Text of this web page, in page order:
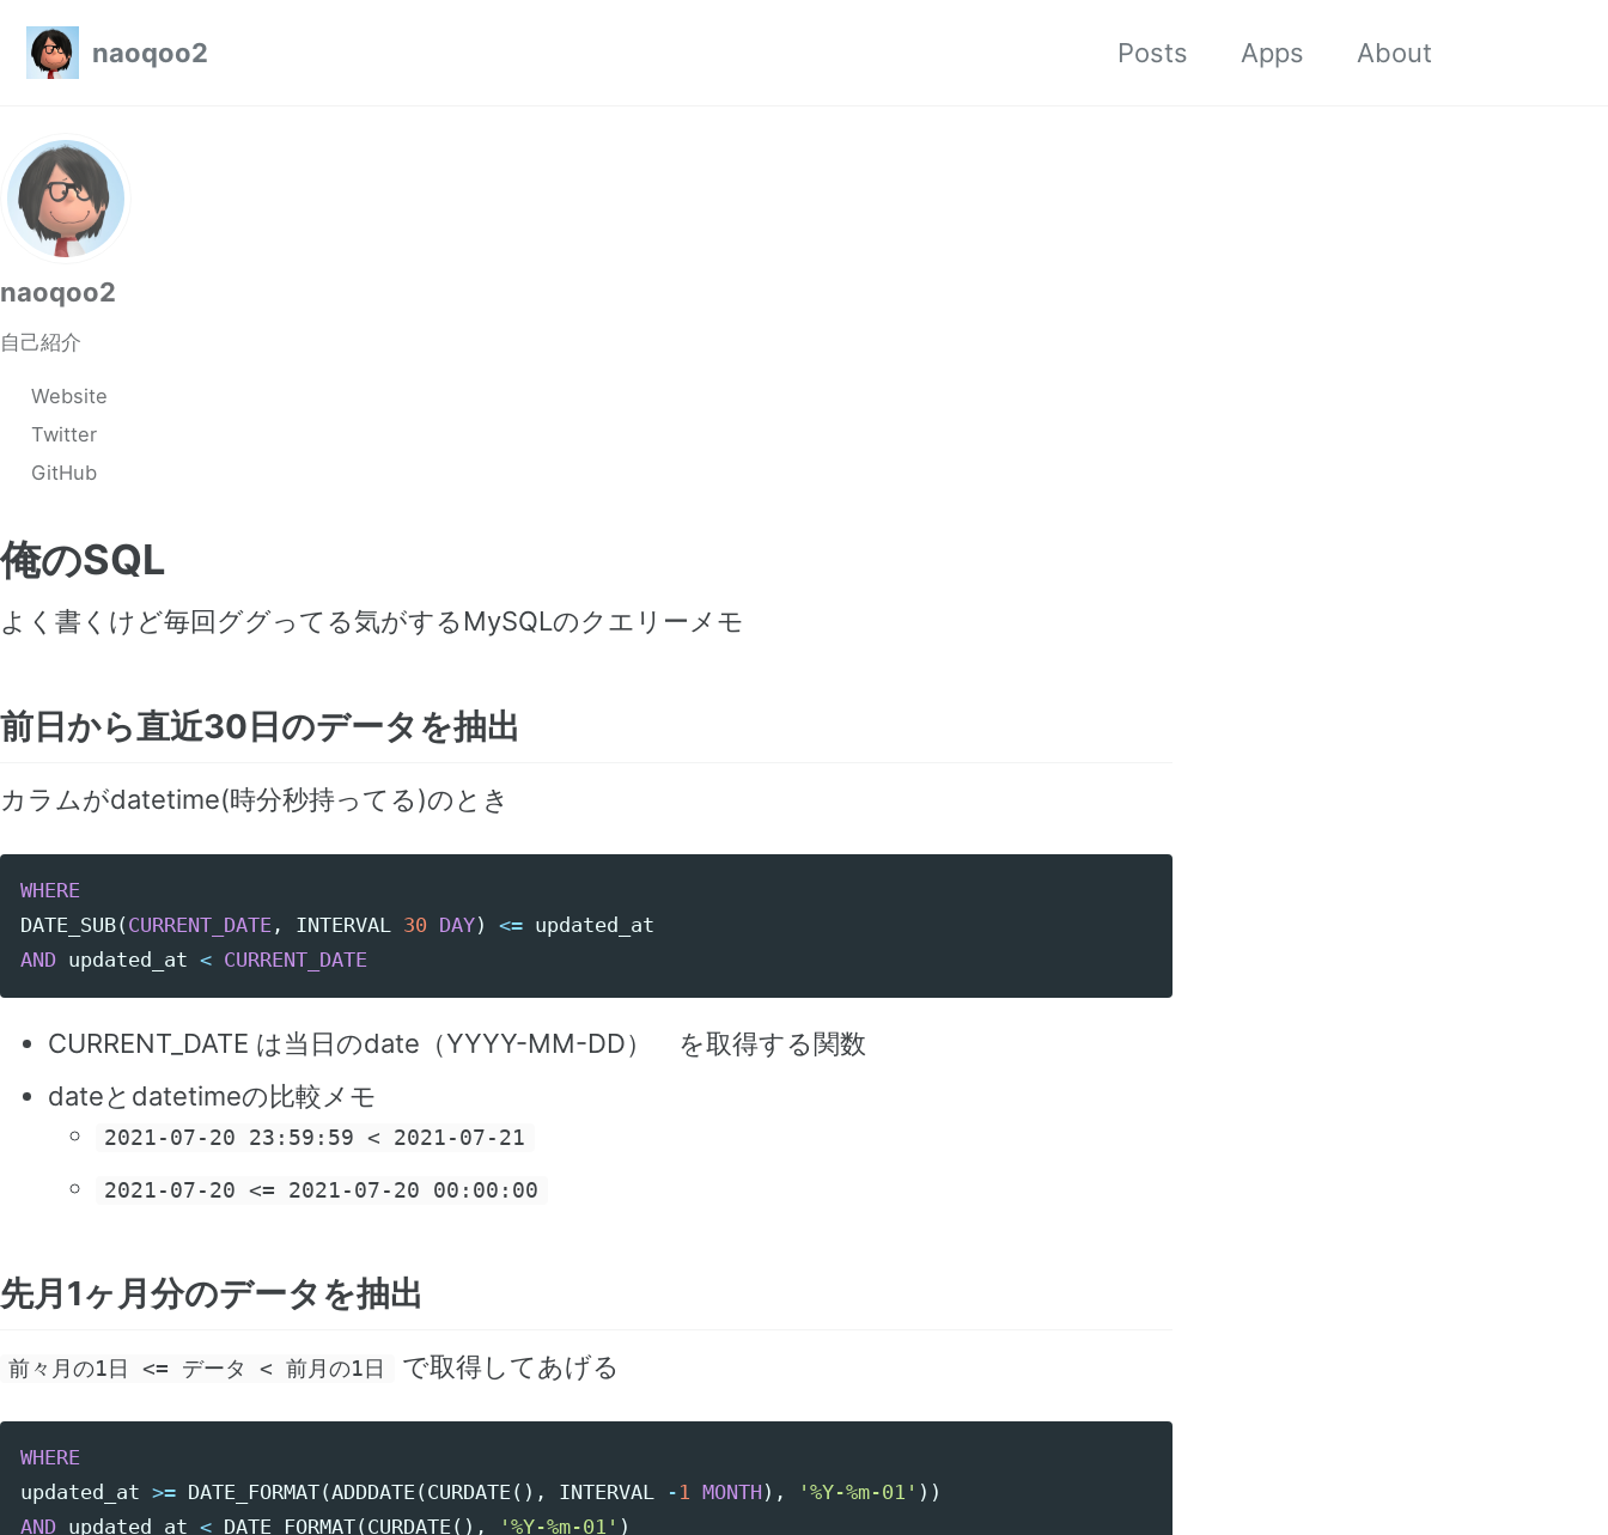
naoqoo2
Posts Apps About
naoqoo2
自己紹介
Website
Twitter
GitHub
俺のSQL
よく書くけど毎回ググってる気がするMySQLのクエリーメモ
前日から直近30日のデータを抽出
カラムがdatetime(時分秒持ってる)のとき
WHERE
DATE_SUB( CURRENT_DATE, INTERVAL 30 DAY) <=
updated_at
AND
updated_at < CURRENT_DATE
CURRENT_DATE は当日のdate（YYYY-MM-DD） を取得する関数
dateとdatetimeの比較メモ
2021-07-20 23:59:59 < 2021-07-21
2021-07-20 <= 2021-07-20 00:00:00
先月1ヶ月分のデータを抽出
前々月の1日 <= データ < 前月の1日 で取得してあげる
WHERE
updated_at >= DATE_FORMAT(ADDDATE( CURDATE(), INTERVAL - 1 MONTH ), '%Y-%m-01' ))
AND
updated_at < DATE_FORMAT( CURDATE(), '%Y-%m-01' )